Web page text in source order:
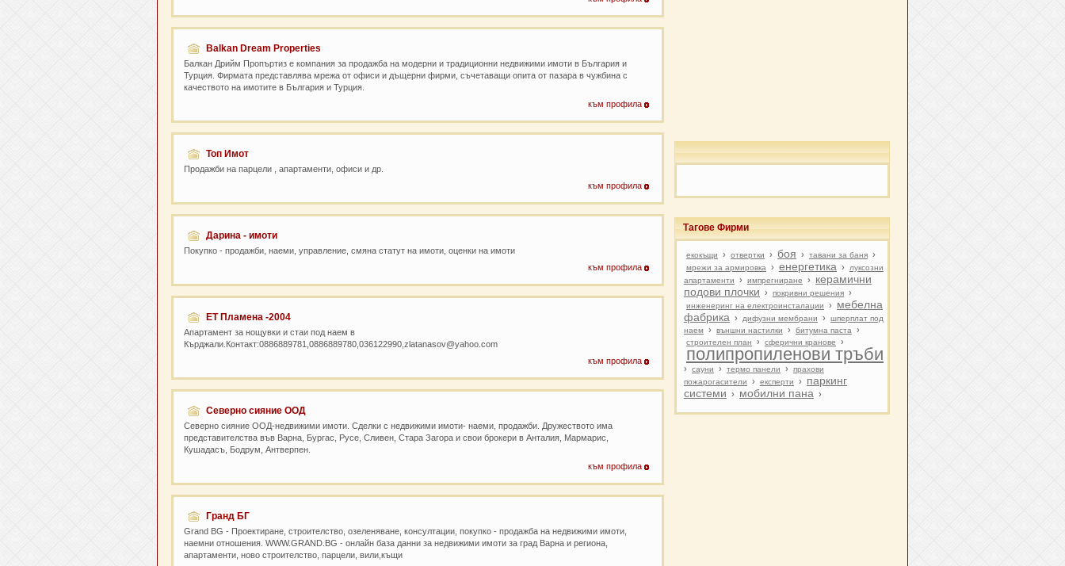
Balkan Dream Properties
Балкан Дрийм Пропъртиз е компания за продажба на модерни и традиционни недвижими имоти в България и
Турция. Фирмата представлява мрежа от офиси и дъщерни фирми, съчетаващи опита от пазара в чужбина с
качеството на имотите в България и Турция.
към профила
Топ Имот
Продажби на парцели , апартаменти, офиси и др.
към профила
Дарина - имоти
Покупко - продажби, наеми, управление, смяна статут на имоти, оценки на имоти
към профила
ET Пламена -2004
Апартамент за нощувки и стаи под наем в
Кърджали.Контакт:0886889781,0886889780,036122990,zlatanasov@yahoo.com
към профила
Северно сияние ООД
Северно сияние ООД-недвижими имоти. Сделки с недвижими имоти- наеми, продажби. Дружеството има
представителства във Варна, Бургас, Русе, Сливен, Стара Загора и свои брокери в Анталия, Мармарис,
Кушадасъ, Бодрум, Антверпен.
към профила
Гранд БГ
Grand BG - Проектиране, строителство, озеленяване, консултации, покупко - продажба на недвижими имоти,
наемни отношения. WWW.GRAND.BG - онлайн база данни за недвижими имоти за град Варна и региона,
апартаменти, ново строителство, парцели, вили,къщи
Тагове Фирми
екокъщи › отвертки › боя › тавани за баня ›
мрежи за армировка › енергетика ›
луксозни
апартаменти
› импрегниране ›
керамични
подови плочки › покривни решения ›
инженеринг на електроинсталации ›
мебелна
фабрика › дифузни мембрани ›
шперплат под
наем › външни настилки › битумна паста ›
строителен план › сферични кранове ›
полипропиленови тръби
› сауни › термо панели ›
прахови
пожарогасители
› експерти ›
паркинг
системи › мобилни пана ›